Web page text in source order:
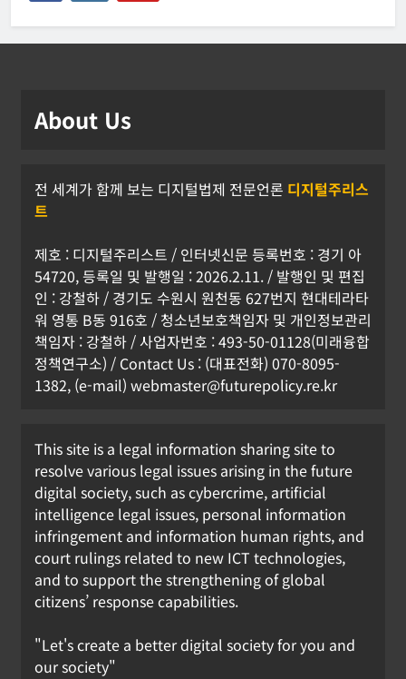
About Us
전 세계가 함께 보는 디지털법제 전문언론 디지털주리스
트
제호 : 디지털주리스트 / 인터넷신문 등록번호 : 경기 아
54720, 등록일 및 발행일 : 2026.2.11. / 발행인 및 편집
인 : 강철하 / 경기도 수원시 원천동 627번지 현대테라타
워 영통 B동 916호 / 청소년보호책임자 및 개인정보관리
책임자 : 강철하 / 사업자번호 : 493-50-01128(미래융합
정책연구소) / Contact Us : (대표전화) 070-8095-
1382, (e-mail) webmaster@futurepolicy.re.kr
This site is a legal information sharing site to
resolve various legal issues arising in the future
digital society, such as cybercrime, artificial
intelligence legal issues, personal information
infringement and information human rights, and
court rulings related to new ICT technologies,
and to support the strengthening of global
citizens’ response capabilities.
"Let's create a better digital society for you and
our society"